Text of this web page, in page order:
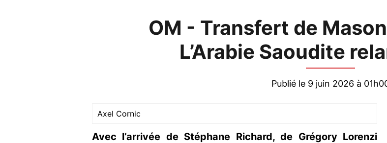
OM - Transfert de
L’Arabie Saoudite
Publié le 9 juin 2026 à
Axel Cornic
Avec l’arrivée de Stéphane Richard, de Grégory Lorenzi